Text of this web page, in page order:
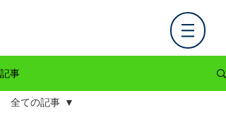
記事
全ての記事